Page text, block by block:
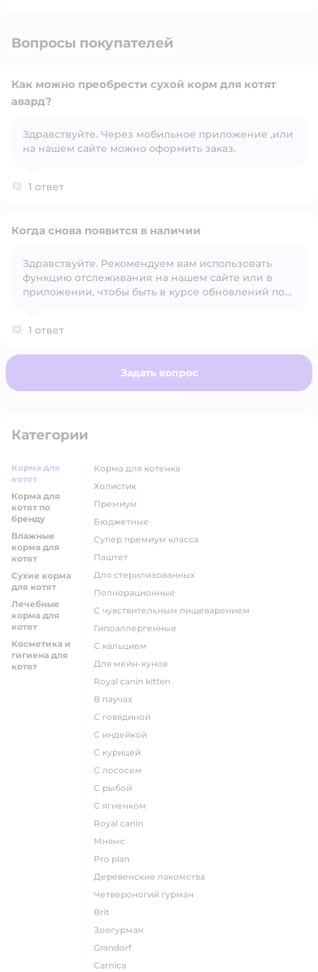
Вопросы покупателей
Открыть вопрос
Как можно преобрести сухой корм для котят
авард?
Здравствуйте. Через мобильное приложение ,или
на нашем сайте можно оформить заказ.
1 ответ
Открыть вопрос
Когда снова появится в наличии
Здравствуйте. Рекомендуем вам использовать
функцию отслеживания на нашем сайте или в
приложении, чтобы быть в курсе обновлений по
1 ответ
Задать вопрос
Категории
Корма для
котят
Корма для
котят по
бренду
Влажные
корма для
котят
Сухие корма
для котят
Лечебные
корма для
котят
Косметика и
гигиена для
котят
корма для котенка
холистик
премиум
бюджетные
супер премиум класса
паштет
для стерилизованных
полнорационные
с чувствительным пищеварением
гипоаллергенные
с кальцием
для мейн-кунов
royal canin kitten
в паучах
с говядиной
с индейкой
с курицей
с лососем
с рыбой
с ягненком
royal canin
мнямс
pro plan
деревенские лакомства
четвероногий гурман
brit
зоогурман
grandorf
carnica